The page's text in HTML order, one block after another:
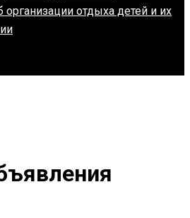
организации отдыха детей и их